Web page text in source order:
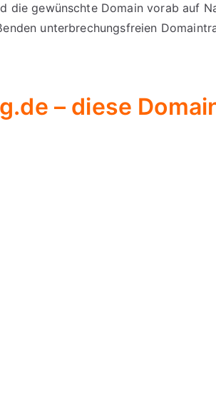
die gewünschte Domain vorab auf
unterbrechungsfreien
– diese